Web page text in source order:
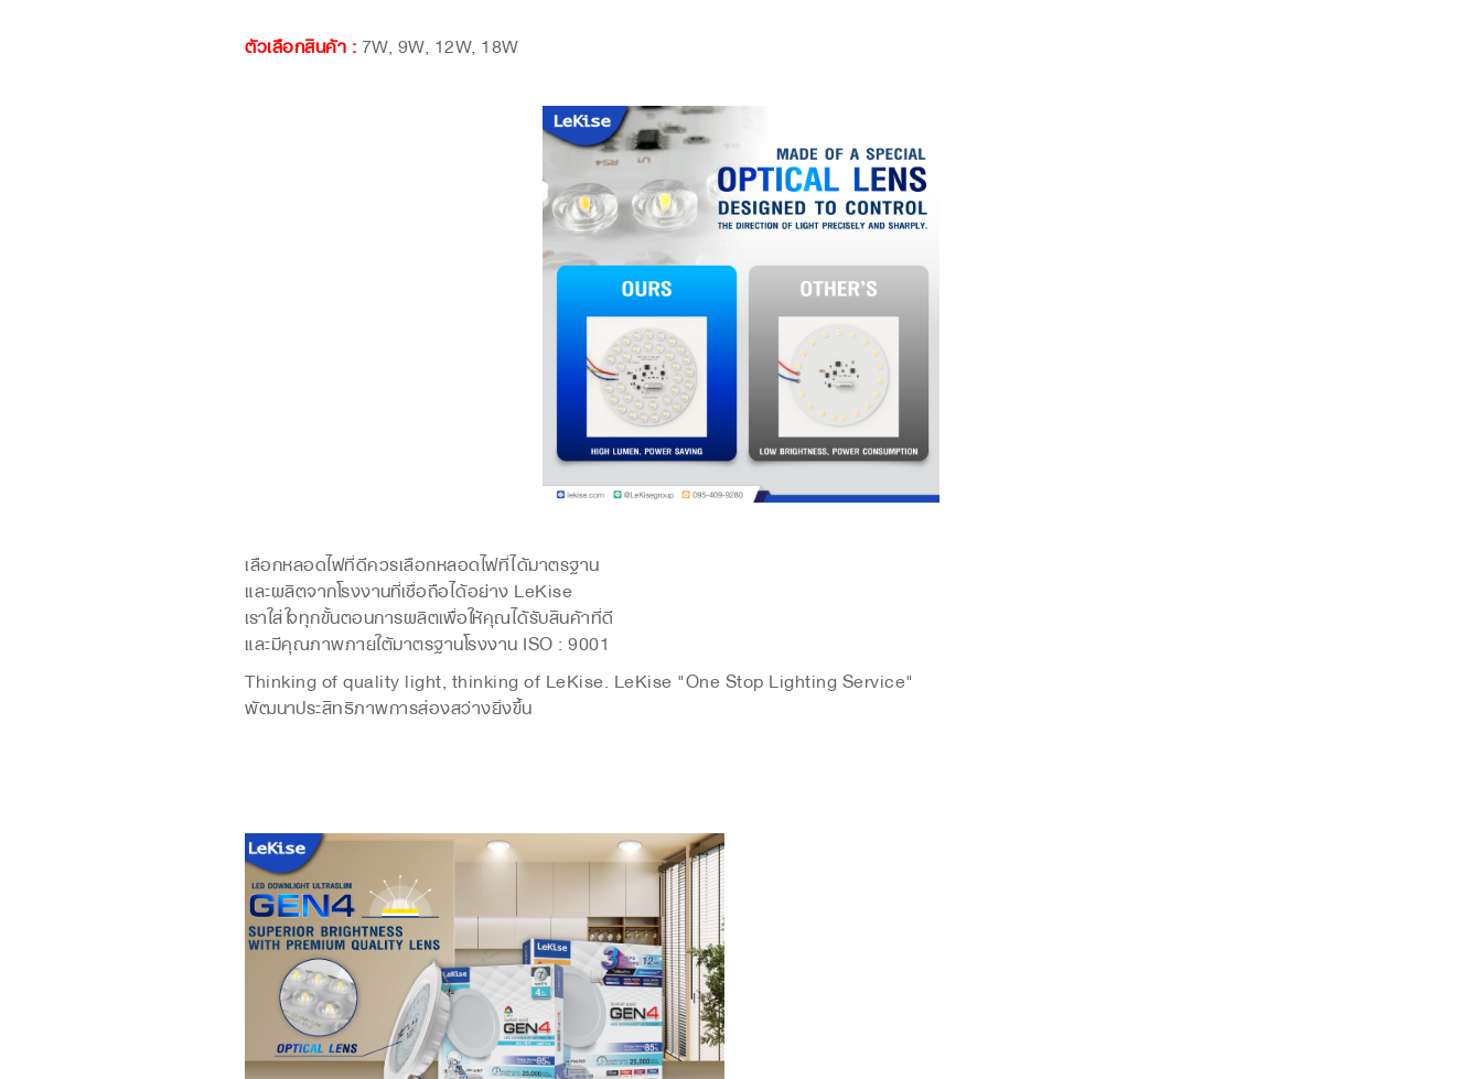
ตัวเลือกสินค้า:7W, 9W, 12W, 18W
เลือกหลอดไฟที่ดีควรเลือกหลอดไฟที่ได้มาตรฐาน
และผลิตจากโรงงานที่เชื่อถือได้อย่าง LeKise
เราใส่ใจทุกขั้นตอนการผลิตเพื่อให้คุณได้รับสินค้าที่ดี
และมีคุณภาพภายใต้มาตรฐานโรงงาน ISO : 9001
Thinking of quality light, thinking of LeKise. LeKise "One Stop Lighting Service"
พัฒนาประสิทธิภาพการส่องสว่างยิ่งขึ้น